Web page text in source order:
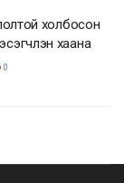
холбосон
хаана
0